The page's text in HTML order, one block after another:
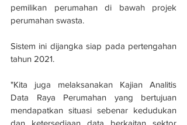
pemilikan perumahan di bawah projek
perumahan swasta.
Sistem ini dijangka siap pada pertengahan
tahun 2021.
"Kita juga melaksanakan Kajian Analitis
Data Raya Perumahan yang bertujuan
mendapatkan situasi sebenar kedudukan
dan ketersediaan data berkaitan sektor